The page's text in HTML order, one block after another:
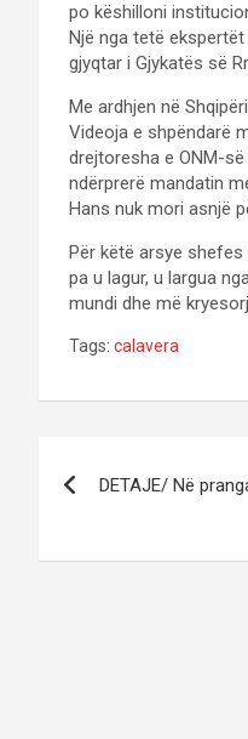
po këshilloni
Një nga tetë
gjyqtar i Gjykatës së
Me ardhjen në
Videoja e shpëndarë
drejtoresha e ONM-
ndërprerë mandatin
Hans nuk mori asnjë
Për këtë arsye
pa u lagur, u largua
mundi dhe më
Tags: calavera
s
DETAJE/ Në